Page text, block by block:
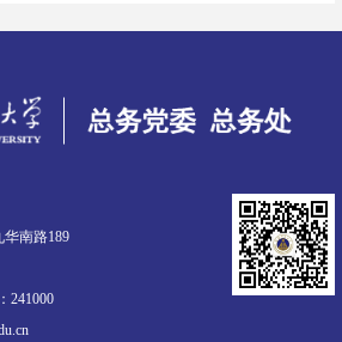
南路189
241000